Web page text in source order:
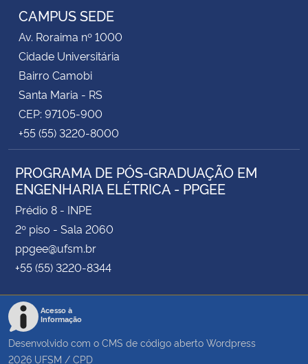
CAMPUS SEDE
Av. Roraima nº 1000
Cidade Universitária
Bairro Camobi
Santa Maria - RS
CEP: 97105-900
+55 (55) 3220-8000
PROGRAMA DE PÓS-GRADUAÇÃO EM
ENGENHARIA ELÉTRICA - PPGEE
Prédio 8 - INPE
2º piso - Sala 2060
ppgee@ufsm.br
+55 (55) 3220-8344
Acesso à
Informação
Desenvolvido com o CMS de código aberto Wordpress
2026 UFSM / CPD